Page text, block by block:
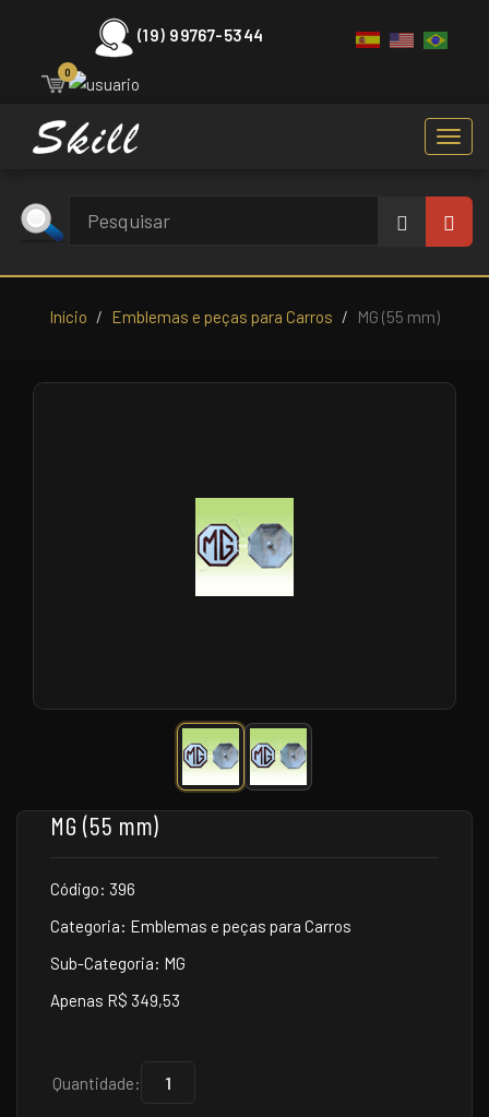
(19) 99767-5344
0
Início Emblemas e peças para Carros MG (55 mm)
MG (55 mm)
Código: 396
Categoria: Emblemas e peças para Carros
Sub-Categoria: MG
Apenas R$ 349,53
Quantidade: